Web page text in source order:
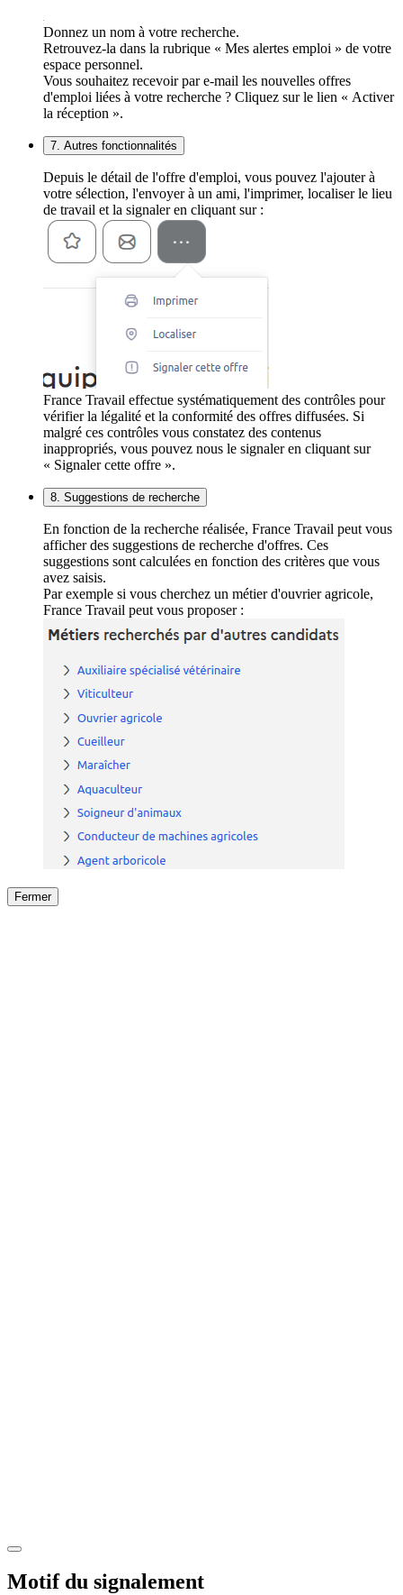
Donnez un nom à votre recherche.
Retrouvez-la dans la rubrique « Mes alertes emploi » de votre
espace personnel.
Vous souhaitez recevoir par e-mail les nouvelles offres
d'emploi liées à votre recherche ? Cliquez sur le lien « Activer
la réception ».
7. Autres fonctionnalités
Depuis le détail de l'offre d'emploi, vous pouvez l'ajouter à
votre sélection, l'envoyer à un ami, l'imprimer, localiser le lieu
de travail et la signaler en cliquant sur :
France Travail effectue systématiquement des contrôles pour
vérifier la légalité et la conformité des offres diffusées. Si
malgré ces contrôles vous constatez des contenus
inappropriés, vous pouvez nous le signaler en cliquant sur
« Signaler cette offre ».
8. Suggestions de recherche
En fonction de la recherche réalisée, France Travail peut vous
afficher des suggestions de recherche d'offres. Ces
suggestions sont calculées en fonction des critères que vous
avez saisis.
Par exemple si vous cherchez un métier d'ouvrier agricole,
France Travail peut vous proposer :
Fermer
Motif du signalement